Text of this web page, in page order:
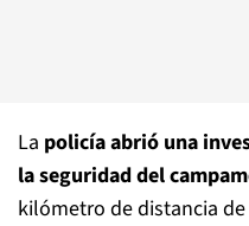
La policía abrió una
la seguridad del
kilómetro de distancia